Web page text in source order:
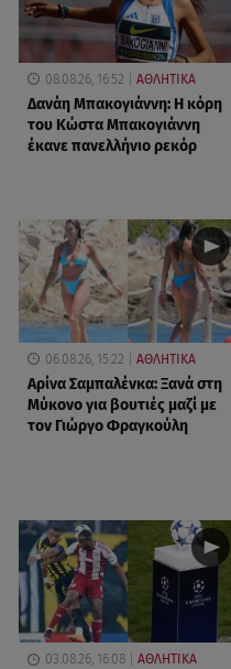
08.08.26, 16:52 ΑΘΛΗΤΙΚΑ
Δανάη Μπακογιάννη: Η κόρη
του Κώστα Μπακογιάννη
έκανε πανελλήνιο ρεκόρ
06.08.26, 15:22 ΑΘΛΗΤΙΚΑ
Αρίνα Σαμπαλένκα: Ξανά στη
Μύκονο για βουτιές μαζί με
τον Γιώργο Φραγκούλη
03.08.26, 16:08 ΑΘΛΗΤΙΚΑ